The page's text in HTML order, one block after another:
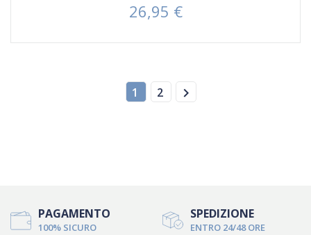
Prezzo
26,95 €
1 2 
PAGAMENTO
100% SICURO
SPEDIZIONE
ENTRO 24/48 ORE